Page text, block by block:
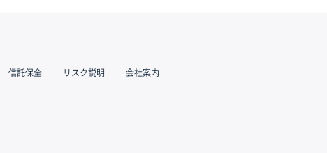
信託保全 リスク説明 会社案内